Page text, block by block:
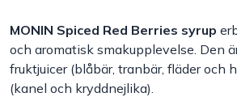
Arbetskläder
Plåtbyte
MONIN Spiced Red Berries syrup
och aromatisk smakupplevelse. Den
fruktjuicer (blåbär, tranbär, fläder och
(kanel och kryddnejlika).